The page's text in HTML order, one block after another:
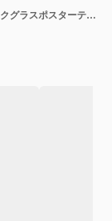
テックブランディング用3Dレンダリングテックグラスポスターテンプレート